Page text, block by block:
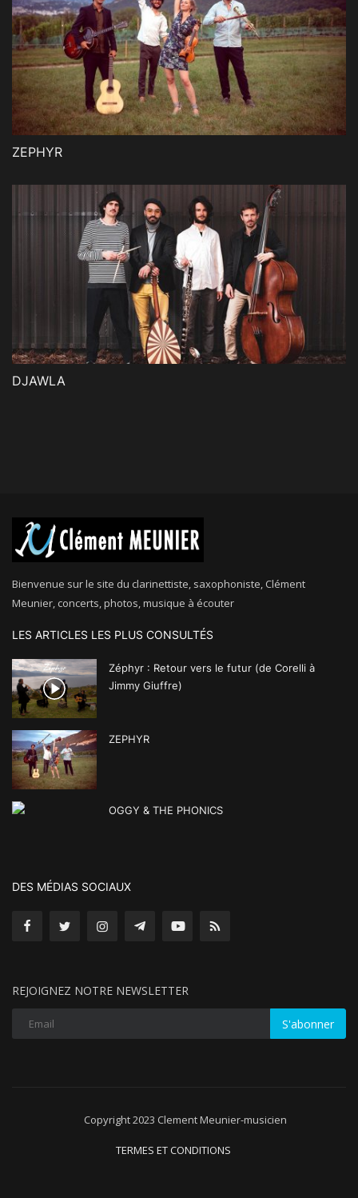
ZEPHYR
DJAWLA
Bienvenue sur le site du clarinettiste, saxophoniste, Clément
Meunier, concerts, photos, musique à écouter
LES ARTICLES LES PLUS CONSULTÉS
Zéphyr : Retour vers le futur (de Corelli à
Jimmy Giuffre)
ZEPHYR
OGGY & THE PHONICS
DES MÉDIAS SOCIAUX
REJOIGNEZ NOTRE NEWSLETTER
S'abonner
Copyright 2023 Clement Meunier-musicien
TERMES ET CONDITIONS